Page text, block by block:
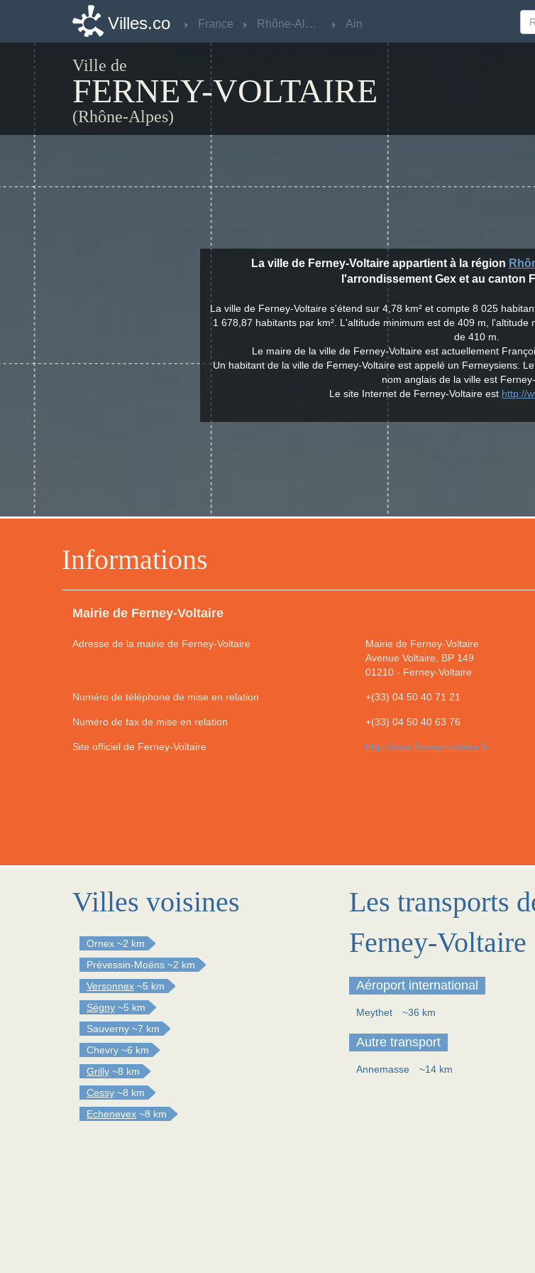
Villes.co France Rhône-Alpes Ain
Ville de
FERNEY-VOLTAIRE
(Rhône-Alpes)
Informations
Mairie de Ferney-Voltaire
Adresse de la mairie de Ferney-Voltaire
Mairie de Ferney-Voltaire
Avenue Voltaire, BP 149
01210- Ferney-Voltaire
Numéro de téléphone de mise en relation +(33) 04 50 40 71 21
Numéro de fax de mise en relation +(33) 04 50 40 63 76
Site officiel de Ferney-Voltaire http://www.ferney-voltaire.fr
La ville de Ferney-Voltaire appartient à la région
l'arrondissement Gex et au canton
La ville de Ferney-Voltaire s'étend sur 4,78 km² et compte 8 025
1 678,87 habitants par km². L'altitude minimum est de 409 m,
de 410 m.
Le maire de la ville de Ferney-Voltaire est actuellement
Un habitant de la ville de Ferney-Voltaire est appelé un Ferneysiens.
nom anglais de la ville est
Le site Internet de Ferney-Voltaire est http://
Villes voisines
Ornex ~2 km
Prévessin-Moëns ~2 km
Versonnex ~5 km
Ségny ~5 km
Sauverny ~7 km
Chevry ~6 km
Grilly ~8 km
Cessy ~8 km
Echenevex ~8 km
Les transports
Ferney-Voltaire
Aéroport international
Meythet ~36 km
Autre transport
Annemasse ~14 km
Villes.co France Rhône-Alpes Ain